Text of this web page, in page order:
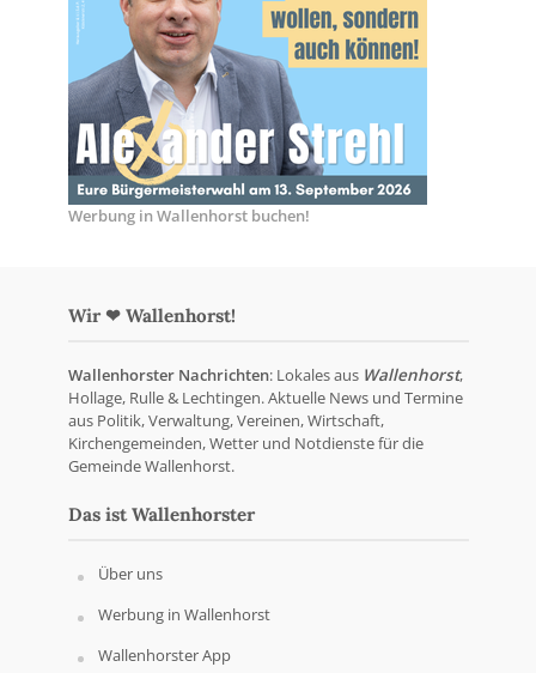
Werbung in Wallenhorst buchen!
Wir ❤ Wallenhorst!
Wallenhorster Nachrichten: Lokales aus Wallenhorst,
Hollage, Rulle & Lechtingen. Aktuelle News und Termine
aus Politik, Verwaltung, Vereinen, Wirtschaft,
Kirchengemeinden, Wetter und Notdienste für die
Gemeinde Wallenhorst.
Das ist Wallenhorster
Über uns
Werbung in Wallenhorst
Wallenhorster App